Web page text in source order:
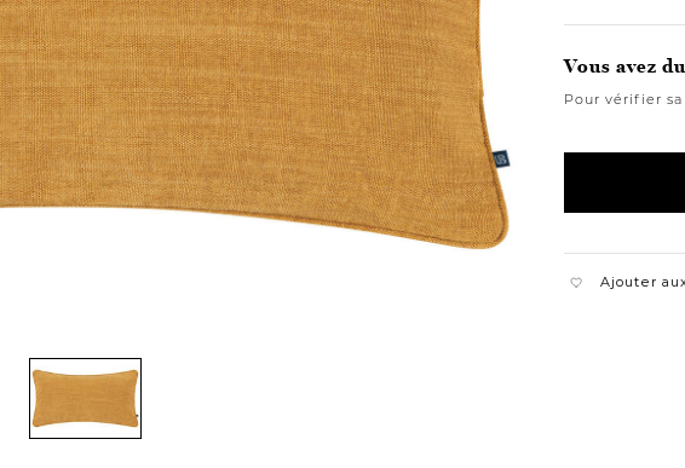
Vous avez
Pour vérifier
Ajouter